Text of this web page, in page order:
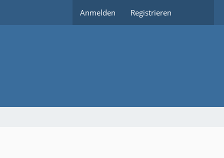
Anmelden Registrieren